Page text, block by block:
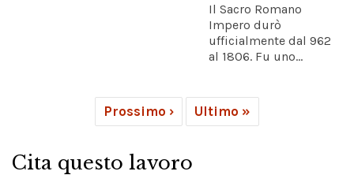
Il Sacro Romano
Impero durò
ufficialmente dal 962
al 1806. Fu uno...
Prossimo › Ultimo »
Cita questo lavoro